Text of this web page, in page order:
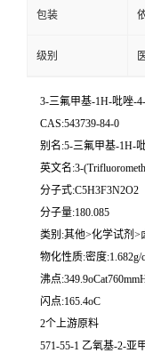
包装
级别
3-三氟甲基-1H-吡唑-
CAS:543739-84-0
别名:5-三氟甲基-1H-
英文名:3-
分子式:C5H3F3N2O2
分子量:180.085
类别:其他>化学试剂>
物化性质:密度:1.682g/
沸点
闪点:165.4oC
2个上游原料
571-55-1 乙氧基-2-亚